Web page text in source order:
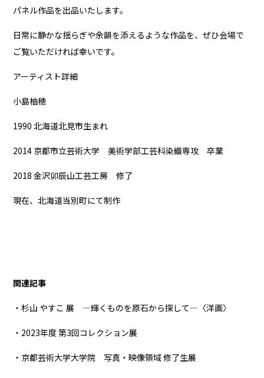
パネル作品を出品いたします。
日常に静かな揺らぎや余韻を添えるような作品を、ぜひ会場で
ご覧いただければ幸いです。
アーティスト詳細
小島柚穂
1990 北海道北見市生まれ
2014 京都市立芸術大学 美術学部工芸科染織専攻 卒業
2018 金沢卯辰山工芸工房 修了
現在、北海道当別町にて制作
関連記事
・杉山 やすこ 展 ―輝くものを原石から探して―〈洋画〉
・2023年度 第3回コレクション展
・京都芸術大学大学院 写真・映像領域 修了生展